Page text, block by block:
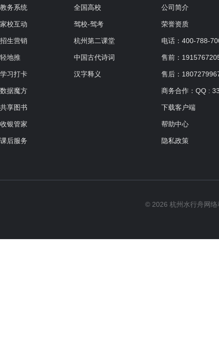
教务系统
家校互动
招生营销
轻地推
学习打卡
数据魔方
共享图书
收银管家
课后服务
全国高校
驾校-驾考
杭州第二课堂
中国古代诗词
汉字释义
公司简介
荣誉资质
电话：400-788-
售前：
售后：
商务合作：QQ :
下载客户端
帮助中心
隐私政策
© 2026 杭州水行舟网